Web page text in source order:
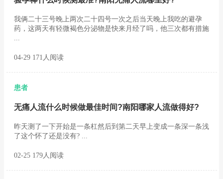
我俩二十三号晚上两次二十四号一次之后当天晚上我吃的避孕
药，这两天有轻微褐色分泌物是快来月经了吗，他三次都有措施
...
04-29 171人阅读
患者
无痛人流什么时候做最佳时间?南阳哪家人流做得好?
昨天测了一下开始是一条杠然后到第二天早上变成一条深一条浅
了这个怀了还是没有? ...
02-25 179人阅读